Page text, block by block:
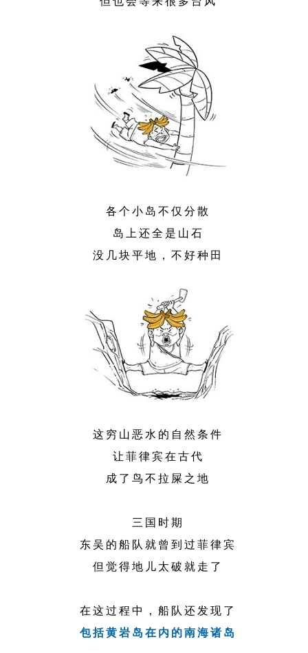
各个小岛不仅分散
岛上还全是山石
没几块平地，不好种田
这穷山恶水的自然条件
让菲律宾在古代
成了鸟不拉屎之地
三国时期
东吴的船队就曾到过菲律宾
但觉得地儿太破就走了
在这过程中，船队还发现了
包括黄岩岛在内的南海诸岛